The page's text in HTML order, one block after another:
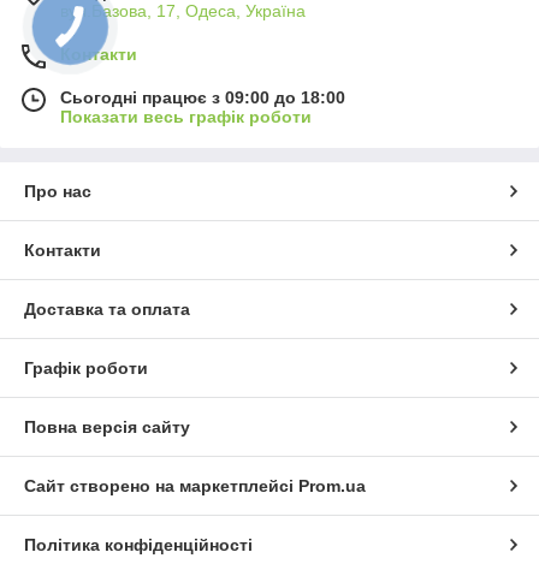
вул.Базова, 17, Одеса, Україна
Контакти
Сьогодні працює з 09:00 до 18:00
Показати весь графік роботи
Про нас
Контакти
Доставка та оплата
Графік роботи
Повна версія сайту
Сайт створено на маркетплейсі Prom.ua
Політика конфіденційності